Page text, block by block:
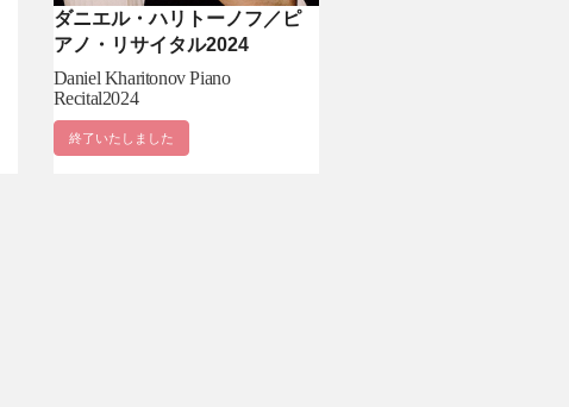
ダニエル・ハリトーノフ／ピ
アノ・リサイタル2024
Daniel Kharitonov Piano
Recital2024
終了いたしました